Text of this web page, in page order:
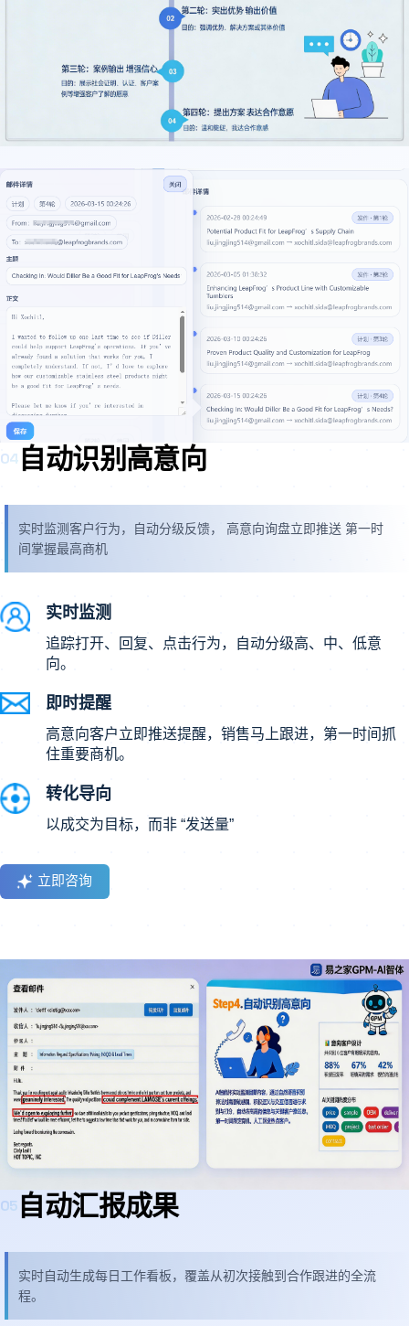
04自动识别高意向
实时监测客户行为，自动分级反馈， 高意向询盘立即推送 第一时
间掌握最高商机
实时监测
追踪打开、回复、点击行为，自动分级高、中、低意
向。
即时提醒
高意向客户立即推送提醒，销售马上跟进，第一时间抓
住重要商机。
转化导向
以成交为目标，而非 “发送量”
立即咨询
05自动汇报成果
实时自动生成每日工作看板，覆盖从初次接触到合作跟进的全流
程。